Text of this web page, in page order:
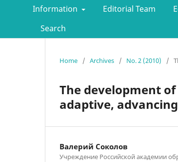
Information Editorial Team
Search
Home / Archives / No. 2 (2010) /
The development
adaptive,
Валерий Соколов
Учреждение Российской академии